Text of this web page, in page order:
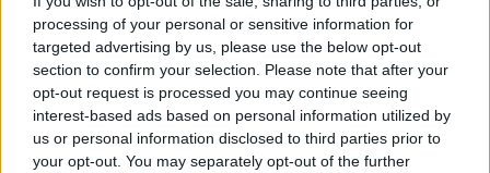
processing of your personal or sensitive information for
targeted advertising by us, please use the below opt-out
section to confirm your selection. Please note that after your
opt-out request is processed you may continue seeing
interest-based ads based on personal information utilized by
us or personal information disclosed to third parties prior to
your opt-out. You may separately opt-out of the further